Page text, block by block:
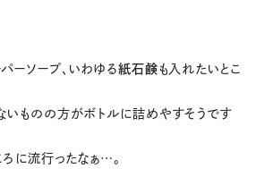
ーソープ、いわゆる紙石鹸も入れたいとこ
いものの方がボトルに詰めやすそうです
ろに流行ったなぁ…。